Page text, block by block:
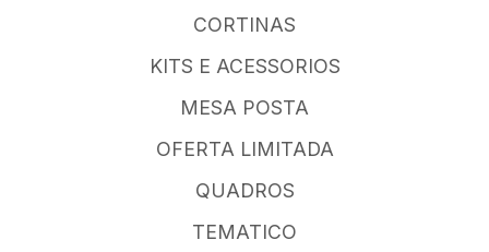
CORTINAS
KITS E ACESSORIOS
MESA POSTA
OFERTA LIMITADA
QUADROS
TEMATICO